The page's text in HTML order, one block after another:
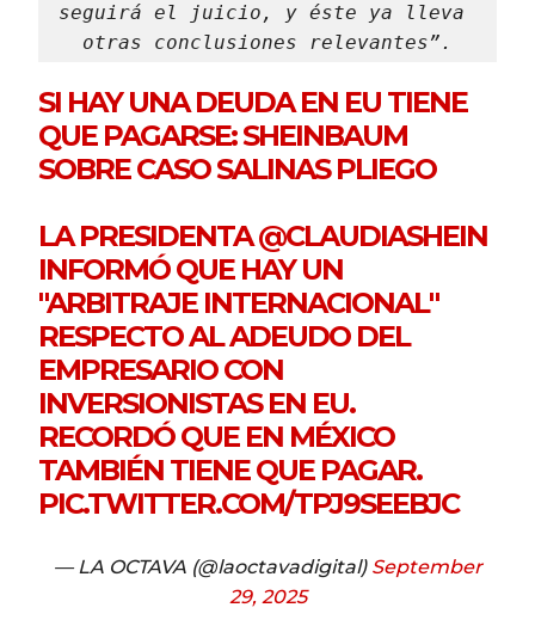
seguirá el juicio, y éste ya lleva
otras conclusiones relevantes”.
SI HAY UNA DEUDA EN EU TIENE
QUE PAGARSE: SHEINBAUM
SOBRE CASO SALINAS PLIEGO
LA PRESIDENTA@CLAUDIASHEIN
INFORMÓ QUE HAY UN
"ARBITRAJE INTERNACIONAL"
RESPECTO AL ADEUDO DEL
EMPRESARIO CON
INVERSIONISTAS EN EU.
RECORDÓ QUE EN MÉXICO
TAMBIÉN TIENE QUE PAGAR.
PIC.TWITTER.COM/TPJ9SEEBJC
— LA OCTAVA (@laoctavadigital) September
29, 2025